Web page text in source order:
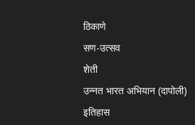
ठिकाणे
सण-उत्सव
शेती
उन्नत भारत अभियान (दापोली)
इतिहास